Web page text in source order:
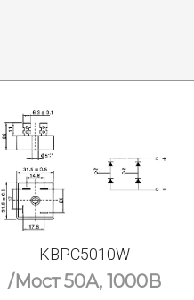
KBPC5010W
/Мост 50А, 1000В